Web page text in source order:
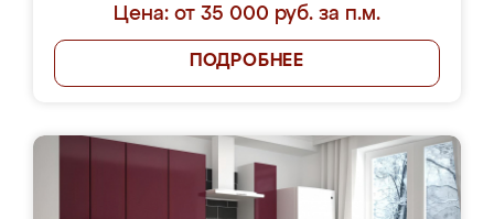
Цена: от 35 000 руб. за п.м.
ПОДРОБНЕЕ